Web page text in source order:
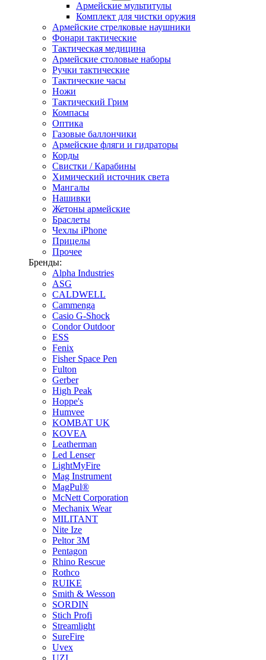
Армейские мультитулы
Комплект для чистки оружия
Армейские стрелковые наушники
Фонари тактические
Тактическая медицина
Армейские столовые наборы
Ручки тактические
Тактические часы
Ножи
Тактический Грим
Компасы
Оптика
Газовые баллончики
Армейские фляги и гидраторы
Корды
Свистки / Карабины
Химический источник света
Мангалы
Нашивки
Жетоны армейские
Браслеты
Чехлы iPhone
Прицелы
Прочее
Бренды:
Alpha Industries
ASG
CALDWELL
Cammenga
Casio G-Shock
Condor Outdoor
ESS
Fenix
Fisher Space Pen
Fulton
Gerber
High Peak
Hoppe's
Humvee
KOMBAT UK
KOVEA
Leatherman
Led Lenser
LightMyFire
Mag Instrument
MagPul®
McNett Corporation
Mechanix Wear
MILITANT
Nite Ize
Peltor 3M
Pentagon
Rhino Rescue
Rothco
RUIKE
Smith & Wesson
SORDIN
Stich Profi
Streamlight
SureFire
Uvex
UZI